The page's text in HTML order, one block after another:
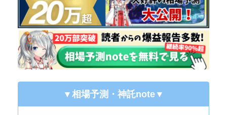
▼相場予測・神託note ▼